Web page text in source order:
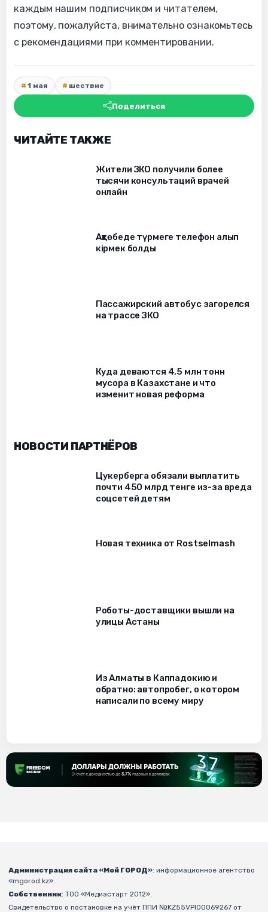
каждым нашим подписчиком и читателем,
поэтому, пожалуйста, внимательно ознакомьтесь
с рекомендациями при комментировании.
1 мая шествие
Поделиться
ЧИТАЙТЕ ТАКЖЕ
Жители ЗКО получили более
тысячи консультаций врачей
онлайн
Ақтөбеде түрмеге телефон алып
кірмек болды
Пассажирский автобус загорелся
на трассе ЗКО
Куда деваются 4,5 млн тонн
мусора в Казахстане и что
изменит новая реформа
НОВОСТИ ПАРТНЁРОВ
Цукерберга обязали выплатить
почти 450 млрд тенге из-за вреда
соцсетей детям
Новая техника от Rostselmash
Роботы-доставщики вышли на
улицы Астаны
Из Алматы в Каппадокию и
обратно: автопробег, о котором
написали по всему миру
Администрация сайта «Мой ГОРОД»: информационное агентство
«mgorod.kz».
Собственник: ТОО «Медиастарт 2012».
Свидетельство о постановке на учёт ППИ №KZ55VPI00069267 от